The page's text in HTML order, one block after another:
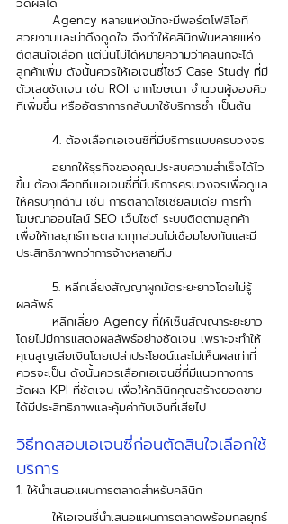
สวยงามและน่าดึงดูดใจ จึงทำให้คลินิกฟันหลายแห่ง
ตัดสินใจเลือก แต่นั่นไม่ได้หมายความว่าคลินิกจะได้
ลูกค้าเพิ่ม ดังนั้นควรให้เอเจนซี่โชว์ Case Study ที่มี
ตัวเลขชัดเจน เช่น ROI จากโฆษณา จำนวนผู้จองคิว
ที่เพิ่มขึ้น หรืออัตราการกลับมาใช้บริการซ้ำ เป็นต้น
4. ต้องเลือกเอเจนซี่ที่มีบริการแบบครบวงจร
ขึ้น ต้องเลือกทีมเอเจนซี่ที่มีบริการครบวงจรเพื่อดูแล
ให้ครบทุกด้าน เช่น การตลาดโซเชียลมิเดีย การทำ
โฆษณาออนไลน์ SEO เว็บไซต์ ระบบติดตามลูกค้า
เพื่อให้กลยุทธ์การตลาดทุกส่วนไม่เชื่อมโยงกันและมี
ประสิทธิภาพกว่าการจ้างหลายทีม
5. หลีกเลี่ยงสัญญาผูกมัดระยะยาวโดยไม่รู้
ผลลัพธ์
โดยไม่มีการแสดงผลลัพธ์อย่างชัดเจน เพราะจะทำให้
คุณสูญเสียเงินโดยเปล่าประโยชน์และไม่เห็นผลเท่าที่
ควรจะเป็น ดังนั้นควรเลือกเอเจนซี่ที่มีแนวทางการ
วัดผล KPI ที่ชัดเจน เพื่อให้คลินิกคุณสร้างยอดขาย
ได้มีประสิทธิภาพและคุ้มค่ากับเงินที่เสียไป
วิธีทดสอบเอเจนซี่ก่อนตัดสินใจเลือกใช้
บริการ
1. ให้นำเสนอแผนการตลาดสำหรับคลินิก